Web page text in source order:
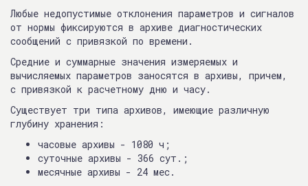
Любые недопустимые отклонения параметров и сигналов
от нормы фиксируются в архиве диагностических
сообщений с привязкой по времени.
Средние и суммарные значения измеряемых и
вычисляемых параметров заносятся в архивы, причем,
с привязкой к расчетному дню и часу.
Существует три типа архивов, имеющие различную
глубину хранения:
часовые архивы - 1080 ч;
суточные архивы - 366 сут.;
месячные архивы - 24 мес.